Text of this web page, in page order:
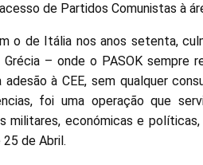
de Partidos Comunistas à
o de Itália nos anos setenta,
– onde o PASOK sempre
à CEE, sem qualquer
foi uma operação que
militares, económicas e políticas,
de Abril.